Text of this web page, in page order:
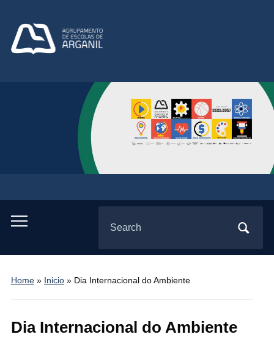
Toggle
menu
for:
Home» Inicio» Dia Internacional do Ambiente
Dia Internacional do Ambiente